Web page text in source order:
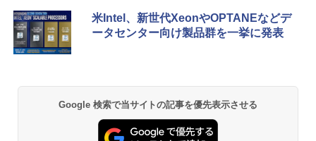
米Intel、新世代XeonやOPTANEなどデ
ータセンター向け製品群を一挙に発表
Google 検索で当サイトの記事を優先表示させる